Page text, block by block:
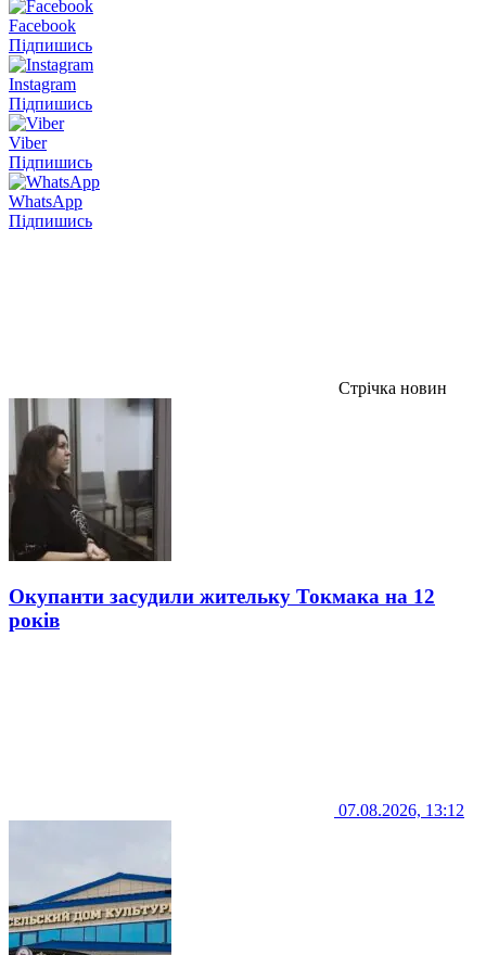
Facebook
Підпишись
Instagram
Підпишись
Viber
Підпишись
WhatsApp
Підпишись
Стрічка новин
Окупанти засудили жительку Токмака на 12
років
07.08.2026, 13:12